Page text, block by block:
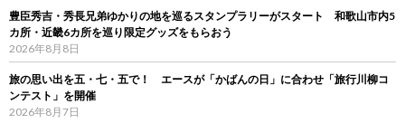
豊臣秀吉・秀長兄弟ゆかりの地を巡るスタンプラリーがスタート 和歌山市内5
カ所・近畿6カ所を巡り限定グッズをもらおう
2026年8月8日
旅の思い出を五・七・五で！ エースが「かばんの日」に合わせ「旅行川柳コ
ンテスト」を開催
2026年8月7日